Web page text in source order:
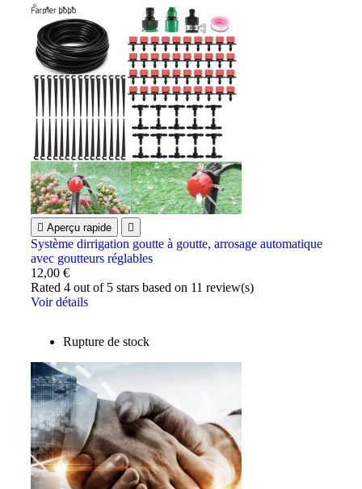
 Aperçu rapide 
Système dirrigation goutte à goutte, arrosage automatique
avec goutteurs réglables
12,00 €
Rated4 out of 5 stars based on 11 review(s)
Voir détails
Rupture de stock